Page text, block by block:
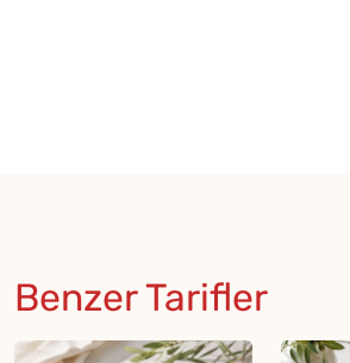
Benzer Tarifler